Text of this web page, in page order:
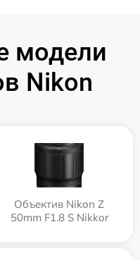
модели
Nikon
Объектив Nikon Z
50mm F1.8 S Nikkor